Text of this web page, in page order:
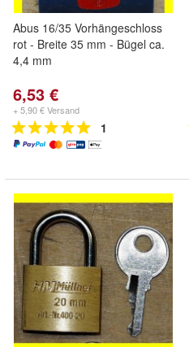
Abus 16/35 Vorhängeschloss
rot - Breite 35 mm - Bügel ca.
4,4 mm
6,53 €
+ 5,90 € Versand
1